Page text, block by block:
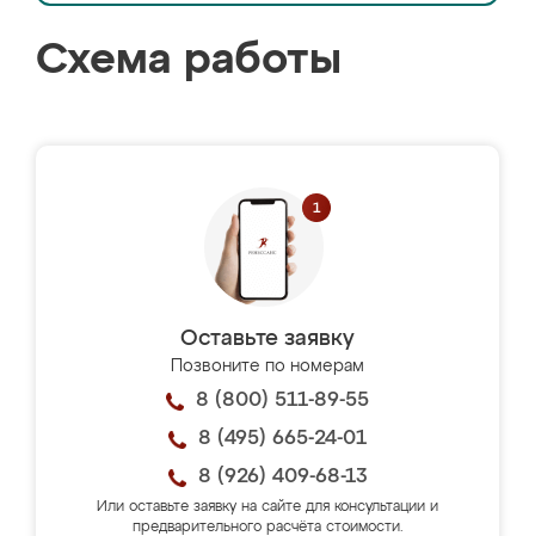
Схема работы
Оставьте заявку
Позвоните по номерам
8 (800) 511-89-55
8 (495) 665-24-01
8 (926) 409-68-13
Или оставьте заявку на сайте для консультации и
предварительного расчёта стоимости.